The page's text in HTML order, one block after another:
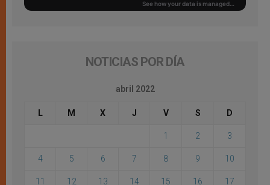
NOTICIAS POR DÍA
abril 2022
L M X J V S D
1 2 3
4 5 6 7 8 9 10
11 12 13 14 15 16 17